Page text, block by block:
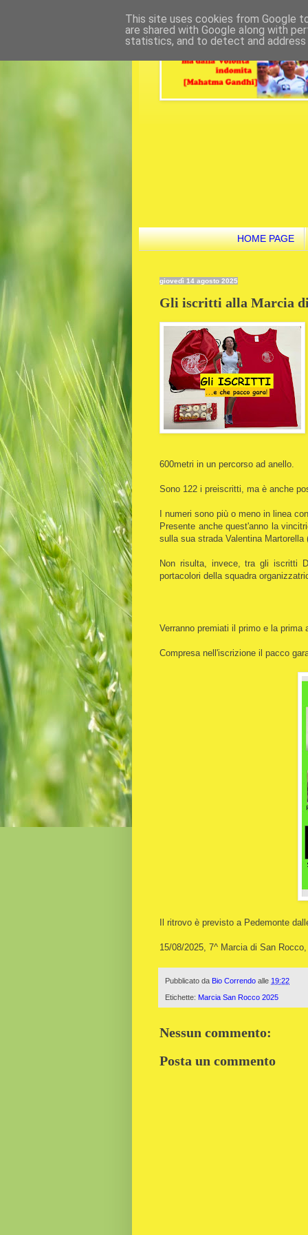
HOME PAGE
giovedì 14 agosto 2025
Gli iscritti alla Marcia di
600metri in un percorso ad anello.
Sono 122 i preiscritti, ma è anche
I numeri sono più o meno in linea
Presente anche quest'anno la
sulla sua strada Valentina
Non risulta, invece, tra gli iscritti
portacolori della squadra
Verranno premiati il primo e la
Compresa nell'iscrizione il pacco
Il ritrovo è previsto a Pedemonte
15/08/2025, 7^ Marcia di San
Pubblicato da Bio Correndo alle 19:22
Etichette: Marcia San Rocco 2025
Nessun commento:
Posta un commento
This site uses cookies from Google
are shared with Google along with
statistics, and to detect and address